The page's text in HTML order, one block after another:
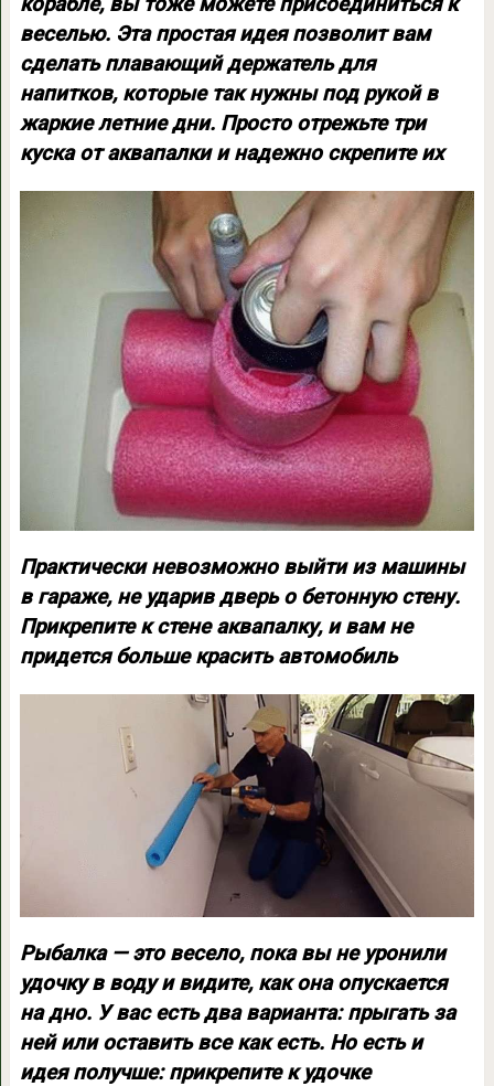
веселью. Эта простая идея позволит вам
сделать плавающий держатель для
напитков, которые так нужны под рукой в
жаркие летние дни. Просто отрежьте три
куска от аквапалки и надежно скрепите их
Практически невозможно выйти из машины
в гараже, не ударив дверь о бетонную стену.
Прикрепите к стене аквапалку, и вам не
придется больше красить автомобиль
Рыбалка — это весело, пока вы не уронили
удочку в воду и видите, как она опускается
на дно. У вас есть два варианта: прыгать за
ней или оставить все как есть. Но есть и
идея получше: прикрепите к удочке